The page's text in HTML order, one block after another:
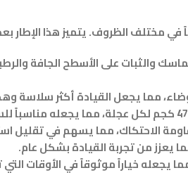
والثبات على الأسطح الجافة
الاحتكاك، مما يسهم في تقليل
يعزز من تجربة القيادة بشكل عام.
خياراً موثوقاً في الأوقات التي